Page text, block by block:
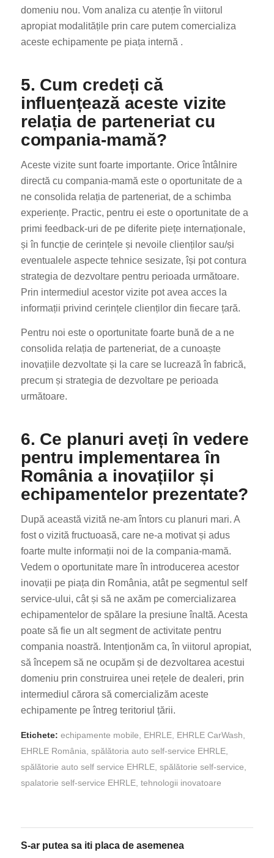
domeniu nou. Vom analiza cu atenție în viitorul
apropiat modalitățile prin care putem comercializa
aceste echipamente pe piața internă .
5. Cum credeți că
influențează aceste vizite
relația de parteneriat cu
compania-mamă?
Aceste vizite sunt foarte importante. Orice întâlnire
directă cu compania-mamă este o oportunitate de a
ne consolida relația de parteneriat, de a schimba
experiențe. Practic, pentru ei este o oportunitate de a
primi feedback-uri de pe diferite piețe internaționale,
și în funcție de cerințele și nevoile clienților sau/și
eventualele aspecte tehnice sesizate, își pot contura
strategia de dezvoltare pentru perioada următoare.
Prin intermediul acestor vizite pot avea acces la
informații privind cerințele clienților din fiecare țară.
Pentru noi este o oportunitate foarte bună de a ne
consolida relația de parteneriat, de a cunoaște
inovațiile dezvoltate și la care se lucrează în fabrică,
precum și strategia de dezvoltare pe perioada
următoare.
6. Ce planuri aveți în vedere
pentru implementarea în
România a inovațiilor și
echipamentelor prezentate?
După această vizită ne-am întors cu planuri mari. A
fost o vizită fructuoasă, care ne-a motivat și adus
foarte multe informații noi de la compania-mamă.
Vedem o oportunitate mare în introducerea acestor
inovații pe piața din România, atât pe segmentul self
service-ului, cât și să ne axăm pe comercializarea
echipamentelor de spălare la presiune înaltă. Acesta
poate să fie un alt segment de activitate pentru
compania noastră. Intenționăm ca, în viitorul apropiat,
să începem să ne ocupăm și de dezvoltarea acestui
domeniu prin construirea unei rețele de dealeri, prin
intermediul cărora să comercializăm aceste
echipamente pe întreg teritoriul țării.
Etichete: echipamente mobile EHRLE, EHRLE CarWash
EHRLE România spălătoria auto self-service EHRLE,
spălătorie auto self service EHRLE, spălătorie self-service
spalatorie self-service EHRLE, tehnologii inovatoare
S-ar putea sa iti placa de asemenea